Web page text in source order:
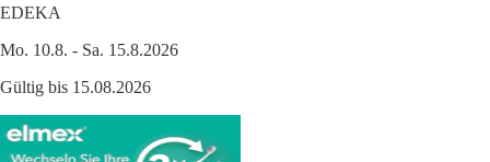
EDEKA
Mo. 10.8. - Sa. 15.8.2026
Gültig bis 15.08.2026